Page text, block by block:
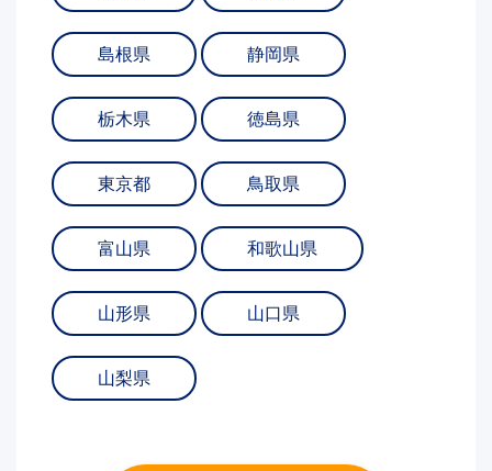
島根県 静岡県
栃木県 徳島県
東京都 鳥取県
富山県 和歌山県
山形県 山口県
山梨県